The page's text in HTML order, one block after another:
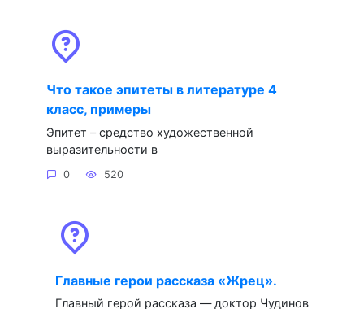
Что такое эпитеты в литературе 4
класс, примеры
Эпитет – средство художественной
выразительности в
0 520
Главные герои рассказа «Жрец».
Главный герой рассказа — доктор Чудинов